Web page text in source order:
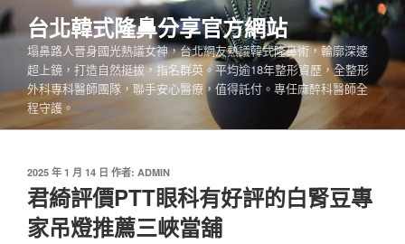
跳
至
內
台北韓式隆鼻分享官方網站
塌鼻路人晉身國光熱議女神，台北網友熱議韓式隆鼻術，輪廓深邃
超上鏡，打造自然挺拔，指名群英。平均逾18年整形資歷，全整形
外科專科醫師團隊，聯手安心醫療，值得託付。專任麻醉科醫師全
程守護。
發
佈
於
2025 年 1 月 14 日 作者: ADMIN
君綺評價PTT眼科有好評的白腎豆專
家吊燈推薦三峽當舖